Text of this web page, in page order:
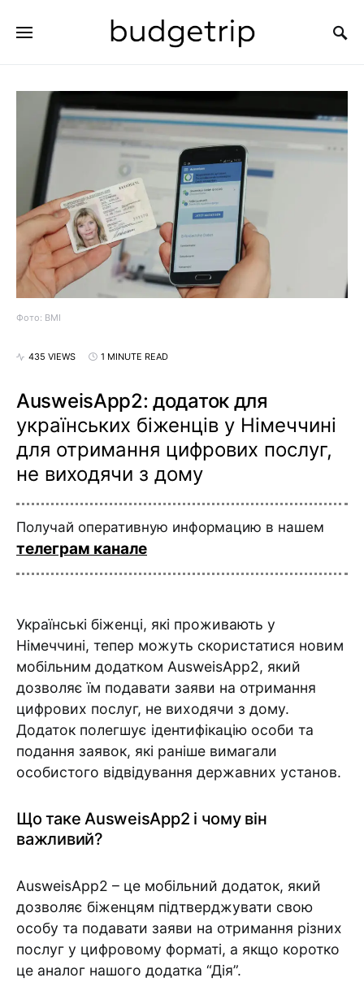
Фото: BMI
435 VIEWS 1 MINUTE READ
AusweisApp2: додаток для
українських біженців у Німеччині
для отримання цифрових послуг,
не виходячи з дому
Получай оперативную информацию в нашем
телеграм канале
Українські біженці, які проживають у
Німеччині, тепер можуть скористатися новим
мобільним додатком AusweisApp2, який
дозволяє їм подавати заяви на отримання
цифрових послуг, не виходячи з дому.
Додаток полегшує ідентифікацію особи та
подання заявок, які раніше вимагали
особистого відвідування державних установ.
Що таке AusweisApp2 і чому він
важливий?
AusweisApp2 – це мобільний додаток, який
дозволяє біженцям підтверджувати свою
особу та подавати заяви на отримання різних
послуг у цифровому форматі, а якщо коротко
це аналог нашого додатка “Дія”.